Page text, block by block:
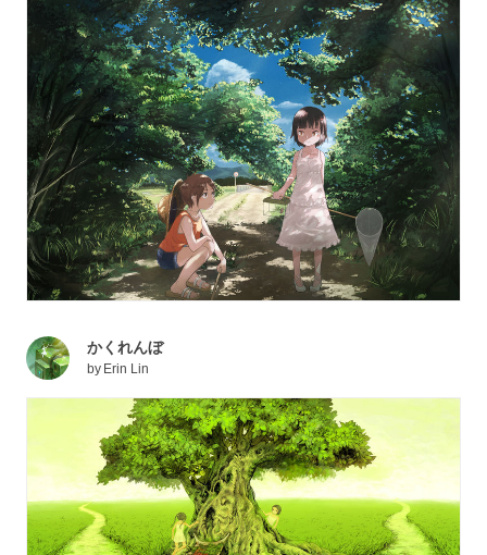
かくれんぼ
by Erin Lin